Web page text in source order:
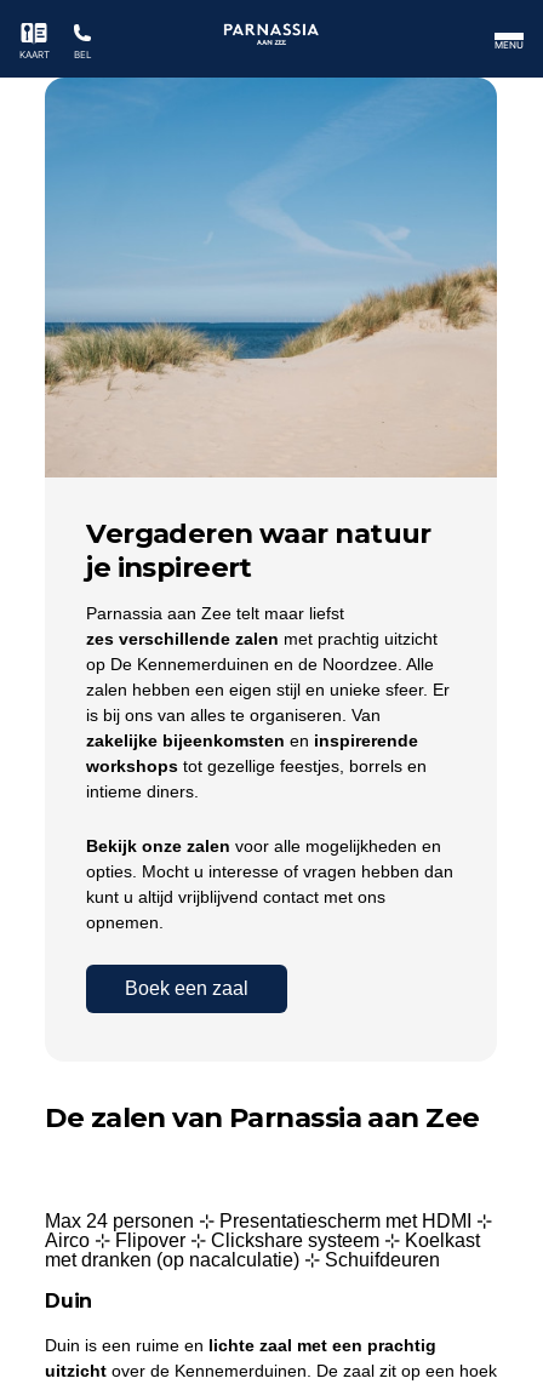
KAART BEL
MENU
Vergaderen waar natuur
je inspireert
Parnassia aan Zee telt maar liefst
zes verschillende zalen met prachtig uitzicht
op De Kennemerduinen en de Noordzee. Alle
zalen hebben een eigen stijl en unieke sfeer. Er
is bij ons van alles te organiseren. Van
zakelijke bijeenkomsten en inspirerende
workshopstot gezellige feestjes, borrels en
intieme diners.
Bekijk onze zalen voor alle mogelijkheden en
opties. Mocht u interesse of vragen hebben dan
kunt u altijd vrijblijvend contact met ons
opnemen.
Boek een zaal
De zalen van Parnassia aan Zee
Max 24 personen ⊹ Presentatiescherm met HDMI ⊹
Airco ⊹ Flipover ⊹ Clickshare systeem ⊹ Koelkast
met dranken (op nacalculatie) ⊹ Schuifdeuren
Duin
Duin is een ruime en lichte zaal met een prachtig
uitzichtover de Kennemerduinen. De zaal zit op een hoek